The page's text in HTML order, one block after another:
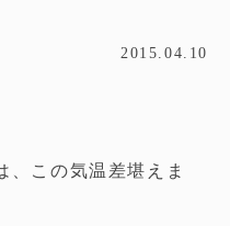
2015.04.10
、この気温差堪えま